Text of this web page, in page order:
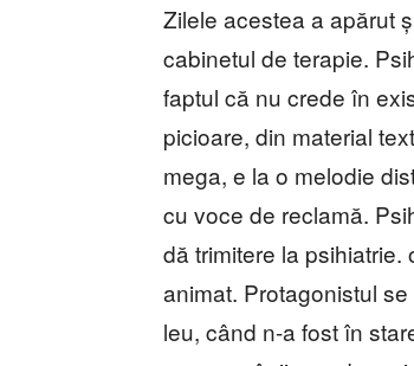
Zilele acestea a apărut
cabinetul de terapie.
faptul că nu crede în
picioare, din material
mega, e la o melodie
cu voce de reclamă.
dă trimitere la
animat. Protagonistul
leu, când n-a fost în